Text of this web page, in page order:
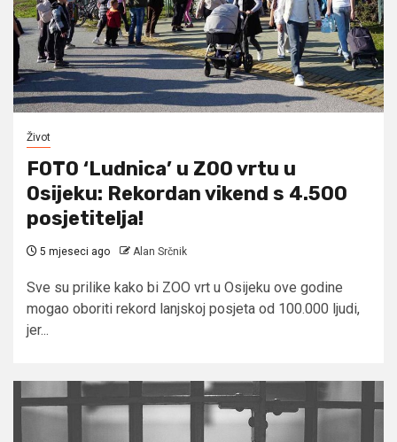
Život
FOTO ‘Ludnica’ u ZOO vrtu u
Osijeku: Rekordan vikend s 4.500
posjetitelja!
5 mjeseci ago Alan Srčnik
Sve su prilike kako bi ZOO vrt u Osijeku ove godine
mogao oboriti rekord lanjskoj posjeta od 100.000 ljudi,
jer...